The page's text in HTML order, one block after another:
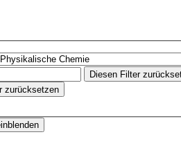
Diesen Filter
zurücksetzen